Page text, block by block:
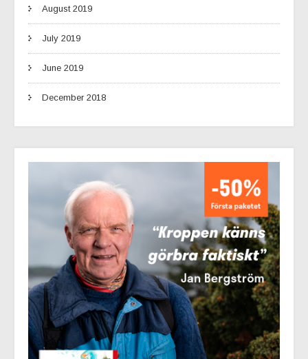
August 2019
July 2019
June 2019
December 2018